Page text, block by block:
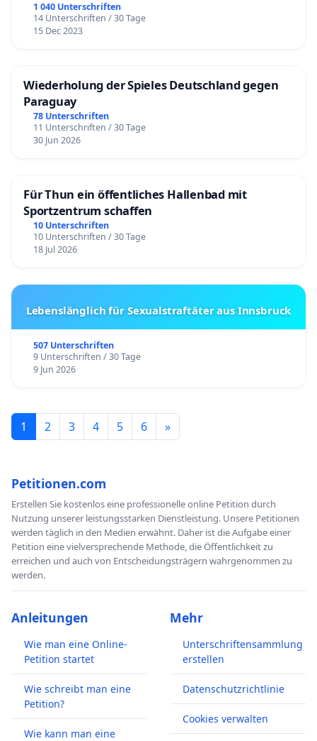
1 040 Unterschriften
14 Unterschriften / 30 Tage
15 Dec 2023
Wiederholung der Spieles Deutschland gegen
Paraguay
78 Unterschriften
11 Unterschriften / 30 Tage
30 Jun 2026
Für Thun ein öffentliches Hallenbad mit
Sportzentrum schaffen
10 Unterschriften
10 Unterschriften / 30 Tage
18 Jul 2026
Lebenslänglich für Sexualstraftäter aus Innsbruck
507 Unterschriften
9 Unterschriften / 30 Tage
9 Jun 2026
1 2 3 4 5 6 »
Petitionen.com
Erstellen Sie kostenlos eine professionelle online Petition durch
Nutzung unserer leistungsstarken Dienstleistung. Unsere Petitionen
werden täglich in den Medien erwähnt. Daher ist die Aufgabe einer
Petition eine vielversprechende Methode, die Öffentlichkeit zu
erreichen und auch von Entscheidungsträgern wahrgenommen zu
werden.
Anleitungen
Wie man eine Online-
Petition startet
Wie schreibt man eine
Petition?
Wie kann man eine
Mehr
Unterschriftensammlung
erstellen
Datenschutzrichtlinie
Cookies verwalten